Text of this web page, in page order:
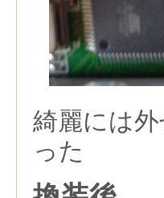
綺麗には
った